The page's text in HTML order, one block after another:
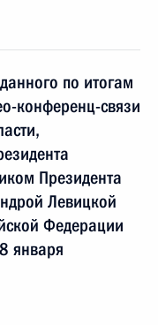
по итогам
конференц-связи
Президента
Левицкой
Федерации
января